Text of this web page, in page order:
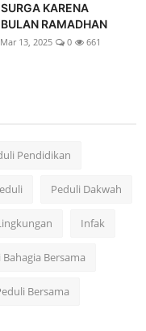
KARENA
RAMADHAN
Mar 13, 2025 0 661
Pendidikan
Peduli Dakwah
Infak
Bahagia Bersama
Bersama